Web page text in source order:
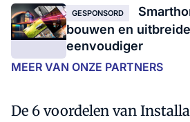
GESPONSORD
bouwen en
eenvoudiger
MEER VAN ONZE PARTNERS
De 6 voordelen van